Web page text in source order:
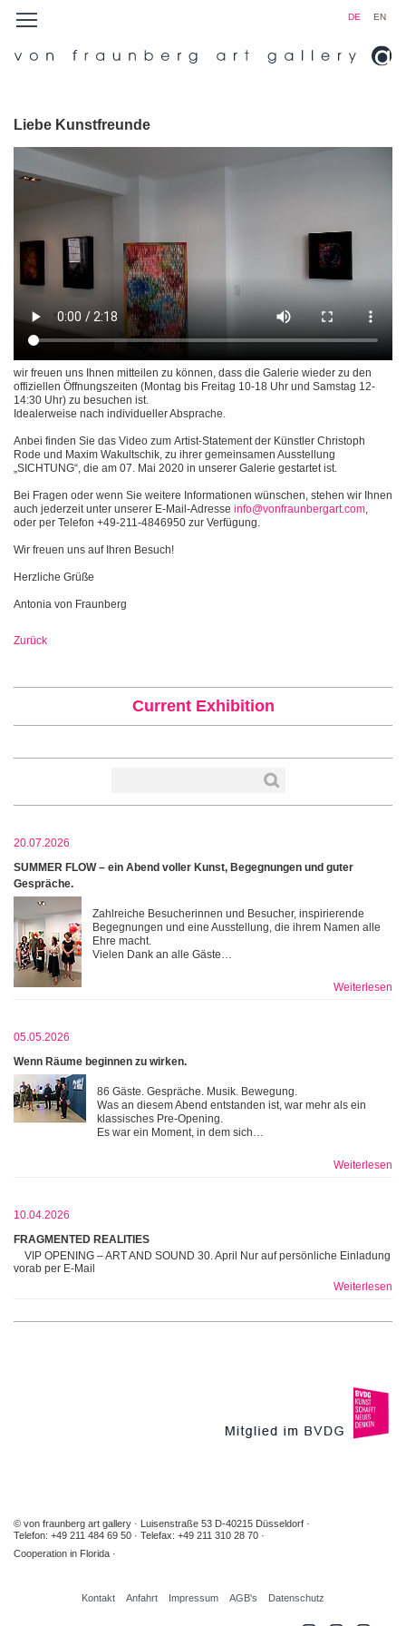
DE EN
Liebe Kunstfreunde
wir freuen uns Ihnen mitteilen zu können, dass die Galerie wieder zu den
offiziellen Öffnungszeiten (Montag bis Freitag 10-18 Uhr und Samstag 12-
14:30 Uhr) zu besuchen ist.
Idealerweise nach individueller Absprache.
Anbei finden Sie das Video zum Artist-Statement der Künstler Christoph
Rode und Maxim Wakultschik, zu ihrer gemeinsamen Ausstellung
„SICHTUNG“, die am 07. Mai 2020 in unserer Galerie gestartet ist.
Bei Fragen oder wenn Sie weitere Informationen wünschen, stehen wir Ihnen
auch jederzeit unter unserer E-Mail-Adresse info@vonfraunbergart.com,
oder per Telefon +49-211-4846950 zur Verfügung.
Wir freuen uns auf Ihren Besuch!
Herzliche Grüße
Antonia von Fraunberg
Zurück
Current Exhibition
20.07.2026
SUMMER FLOW – ein Abend voller Kunst, Begegnungen und guter
Gespräche.
Zahlreiche Besucherinnen und Besucher, inspirierende
Begegnungen und eine Ausstellung, die ihrem Namen alle
Ehre macht.
Vielen Dank an alle Gäste…
Weiterlesen
05.05.2026
Wenn Räume beginnen zu wirken.
86 Gäste. Gespräche. Musik. Bewegung.
Was an diesem Abend entstanden ist, war mehr als ein
klassisches Pre-Opening.
Es war ein Moment, in dem sich…
Weiterlesen
10.04.2026
FRAGMENTED REALITIES
VIP OPENING – ART AND SOUND 30. April Nur auf persönliche Einladung
vorab per E-Mail
Weiterlesen
© von fraunberg art gallery
Luisenstraße 53 D-40215 Düsseldorf
Telefon: +49 211 484 69 50
Telefax: +49 211 310 28 70
Cooperation in Florida
Kontakt Anfahrt Impressum AGB's Datenschutz